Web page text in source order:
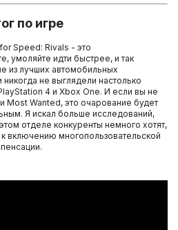
по игре
Speed: Rivals - это
умоляйте идти быстрее, и так
из лучших автомобильных
не выглядели настолько
4 и Xbox One. И если вы не
Most Wanted, это очарование будет
Я искал больше исследований,
отделе конкуренты немного хотят,
включению многопользовательской